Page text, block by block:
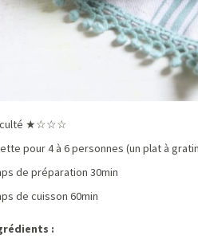
★☆☆☆
pour 4 à 6 personnes (un plat à
de préparation 30min
de cuisson 60min
: